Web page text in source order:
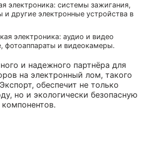
электроника: системы зажигания,
и другие электронные устройства в
электроника: аудио и видео
фотоаппараты и видеокамеры.
и надежного партнёра для
на электронный лом, такого
обеспечит не только
но и экологически безопасную